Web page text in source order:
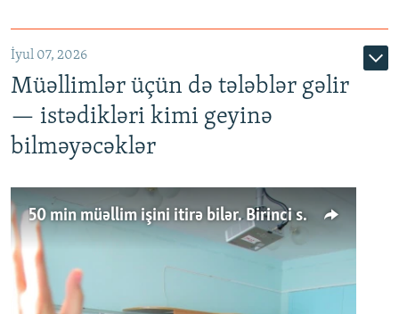
İyul 07, 2026
Müəllimlər üçün də tələblər gəlir
— istədikləri kimi geyinə
bilməyəcəklər
50 min müəllim işini itirə bilər. Birinci sinfə gedənlər azalır